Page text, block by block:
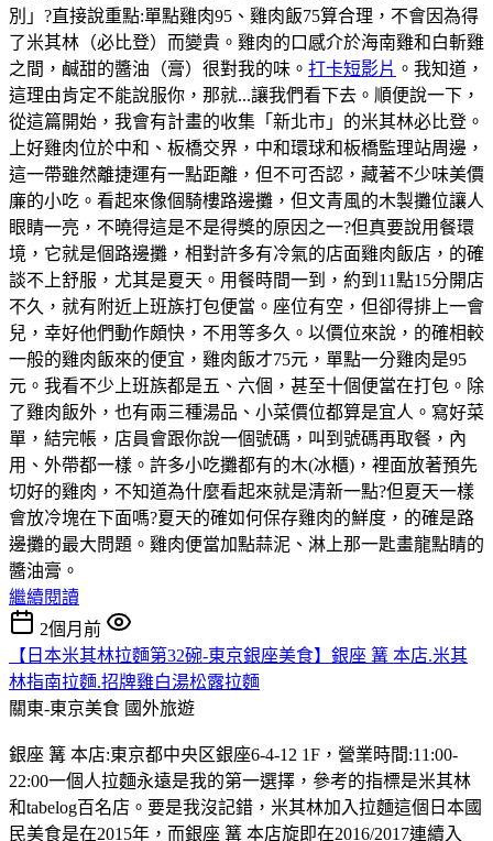
別」?直接說重點:單點雞肉95、雞肉飯75算合理，不會因為得
了米其林（必比登）而變貴。雞肉的口感介於海南雞和白斬雞
之間，鹹甜的醬油（膏）很對我的味。 打卡短影片 。我知道，
這理由肯定不能說服你，那就...讓我們看下去。順便說一下，
從這篇開始，我會有計畫的收集「新北市」的米其林必比登。
上好雞肉位於中和、板橋交界，中和環球和板橋監理站周邊，
這一帶雖然離捷運有一點距離，但不可否認，藏著不少味美價
廉的小吃。看起來像個騎樓路邊攤，但文青風的木製攤位讓人
眼睛一亮，不曉得這是不是得獎的原因之一?但真要說用餐環
境，它就是個路邊攤，相對許多有冷氣的店面雞肉飯店，的確
談不上舒服，尤其是夏天。用餐時間一到，約到11點15分開店
不久，就有附近上班族打包便當。座位有空，但卻得排上一會
兒，幸好他們動作頗快，不用等多久。以價位來說，的確相較
一般的雞肉飯來的便宜，雞肉飯才75元，單點一分雞肉是95
元。我看不少上班族都是五、六個，甚至十個便當在打包。除
了雞肉飯外，也有兩三種湯品、小菜價位都算是宜人。寫好菜
單，結完帳，店員會跟你說一個號碼，叫到號碼再取餐，內
用、外帶都一樣。許多小吃攤都有的木(冰櫃)，裡面放著預先
切好的雞肉，不知道為什麼看起來就是清新一點?但夏天一樣
會放冷塊在下面嗎?夏天的確如何保存雞肉的鮮度，的確是路
邊攤的最大問題。雞肉便當加點蒜泥、淋上那一匙畫龍點睛的
醬油膏。
繼續閱讀
2個月前
【日本米其林拉麵第32碗-東京銀座美食】銀座 篝 本店.米其
林指南拉麵.招牌雞白湯松露拉麵
關東-東京美食 國外旅遊
銀座 篝 本店:東京都中央区銀座6-4-12 1F，營業時間:11:00-
22:00一個人拉麵永遠是我的第一選擇，參考的指標是米其林
和tabelog百名店。要是我沒記錯，米其林加入拉麵這個日本國
民美食是在2015年，而銀座 篝 本店旋即在2016/2017連續入